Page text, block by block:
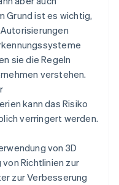
Grund ist es wichtig,
sie die Regeln
verstehen.
kann das Risiko
verringert werden.
von 3D
Richtlinien zur
zur Verbesserung